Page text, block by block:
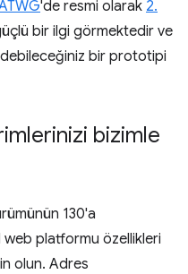
'de resmi olarak 2.
bir ilgi görmektedir ve
bir prototipi
bizimle
130'a
platformu özellikleri
olun. Adres